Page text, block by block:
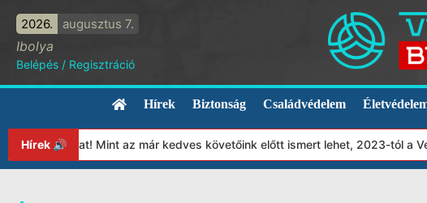
2026. augusztus 7.
Ibolya
Belépés / Regisztráció
Hírek Biztonság Családvédelem
Hírek 🔊 Mint az már kedves követőink előtt ismert lehet, 2023-tól a